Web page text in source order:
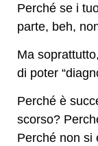
Perché se i
parte, beh,
Ma
di poter
Perché è
scorso?
Perché non si